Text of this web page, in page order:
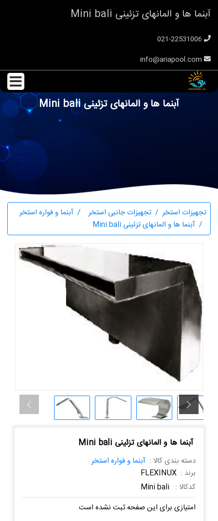
آبنما ها و المانهای تزئینی Mini bali
آبنما ها و المانهای تزئینی Mini bali
تجهیزات استخر تجهیزات جانبی استخر
آبنما و فواره استخر
آبنما ها و المانهای تزئینی Mini bali
آبنما ها و المانهای تزئینی Mini bali
دسته بندی کالا : آبنما و فواره استخر
برند : FLEXINUX
کدکالا : Mini bali
امتیازی برای این صفحه ثبت نشده است